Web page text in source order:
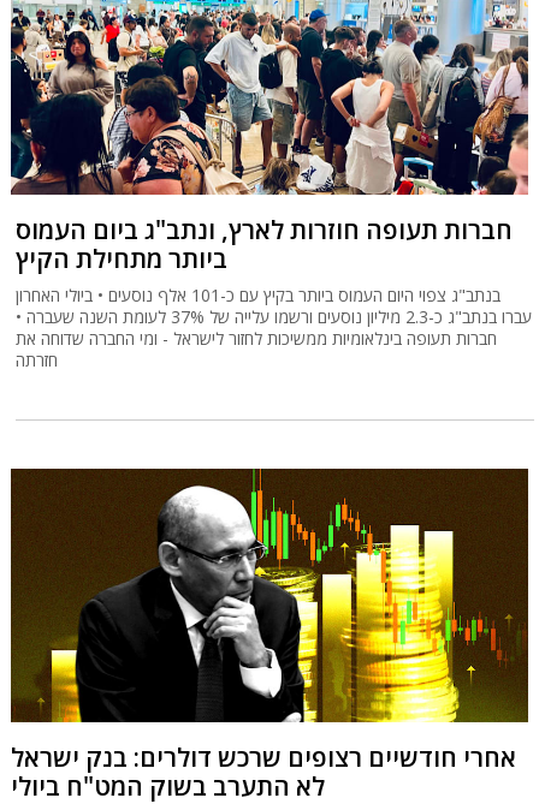
חברות תעופה חוזרות לארץ, ונתב"ג ביום העמוס
ביותר מתחילת הקיץ
בנתב"ג צפוי היום העמוס ביותר בקיץ עם כ-101 אלף נוסעים • ביולי האחרון
עברו בנתב"ג כ-2.3 מיליון נוסעים ורשמו עלייה של 37% לעומת השנה שעברה •
חברות תעופה בינלאומיות ממשיכות לחזור לישראל - ומי החברה שדוחה את
חזרתה
אחרי חודשיים רצופים שרכש דולרים: בנק ישראל
לא התערב בשוק המט"ח ביולי